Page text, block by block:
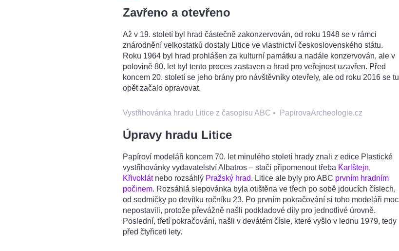
Zavřeno a otevřeno
Až v 19. století byl hrad částečně zakonzervován, od roku 1948 se v rámci
znárodnění velkostatků dostaly Litice ve vlastnictví československého státu.
Roku 1964 byl hrad prohlášen za kulturní památku a nadále konzervován, ale v
polovině 80. let byl tento proces zastaven a hrad pro veřejnost uzavřen. Před
koncem 20. století se jeho brány pro návštěvníky otevřely, ale od roku 2016 se tu
opět začalo opravovat.
Vystřihovánka hradu Litice z časopisu ABC • PapirovaArcheologie.cz
Úpravy hradu Litice
Papíroví modeláři koncem 70. let minulého století hrady znali z edice Plastické
vystřihovánky vydavatelství Albatros – stačí připomenout třeba Karlštejn,
Křivoklátnebo rozsáhlý Pražský hrad. Litice ale byly pro ABC prvním hradním
počinem. Rozsáhlá slepovánka byla otištěna ve třech po sobě jdoucích číslech,
od sedmičky po devítku ročníku 23. Po prvním pokračování si toho modeláři moc
nepostavili, protože převážně našli podkladové díly pro jednotlivé úrovně.
Poslední, třetí pokračování, našli v devátém čísle, které vyšlo v lednu 1979, tedy
před čtyřiceti lety.